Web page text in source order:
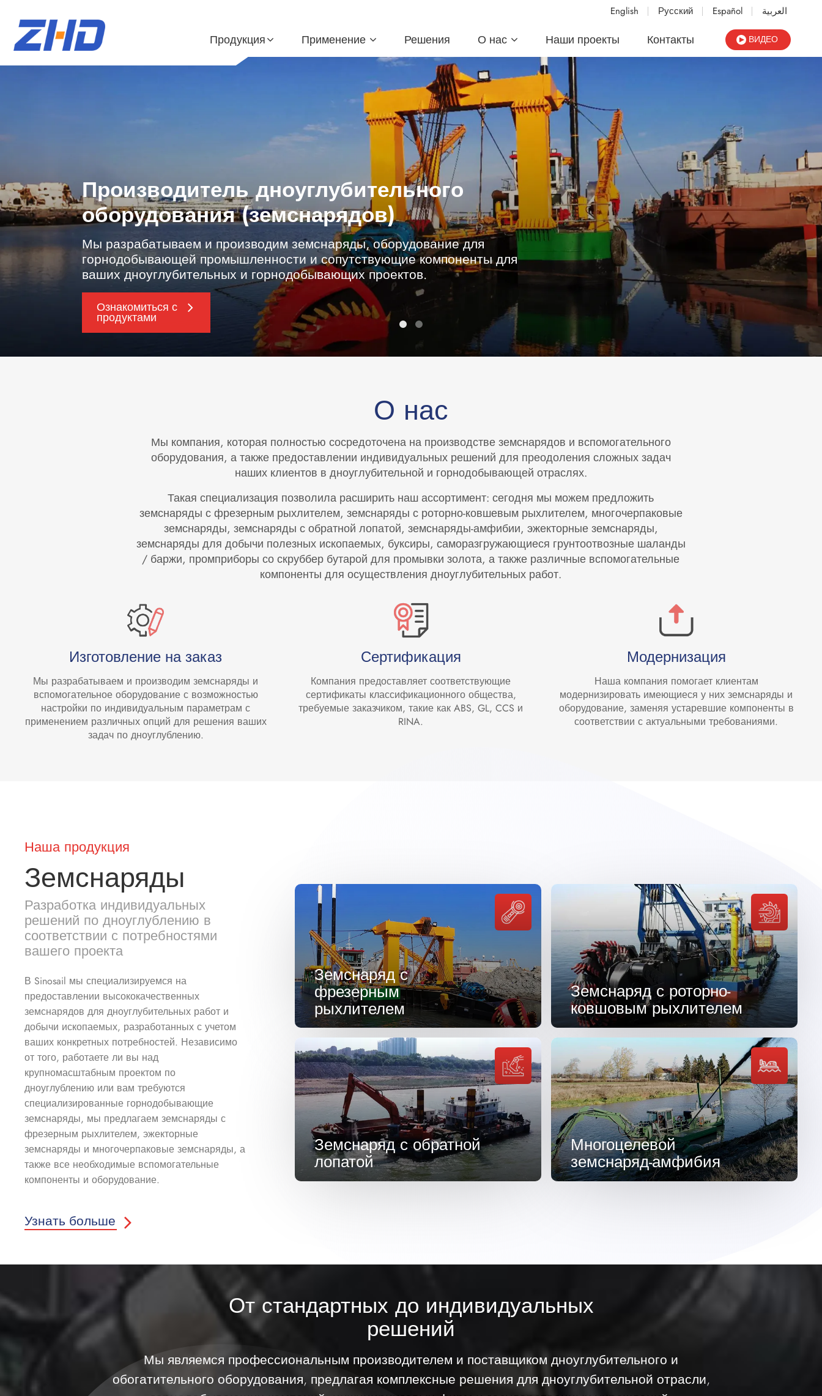
English Русский Español العربية
Продукция Применение Решения О нас Наши проекты Контакты ВИДЕО
Производитель дноуглубительного
оборудования (земснарядов)
Мы разрабатываем и производим земснаряды, оборудование для
горнодобывающей промышленности и сопутствующие компоненты для
ваших дноуглубительных и горнодобывающих проектов.
Ознакомиться с
продуктами
О нас
Мы компания, которая полностью сосредоточена на производстве земснарядов и вспомогательного
оборудования, а также предоставлении индивидуальных решений для преодоления сложных задач
наших клиентов в дноуглубительной и горнодобывающей отраслях.
Такая специализация позволила расширить наш ассортимент: сегодня мы можем предложить
земснаряды с фрезерным рыхлителем, земснаряды с роторно-ковшевым рыхлителем, многочерпаковые
земснаряды, земснаряды с обратной лопатой, земснаряды-амфибии, эжекторные земснаряды,
земснаряды для добычи полезных ископаемых, буксиры, саморазгружающиеся грунтоотвозные шаланды
/ баржи, промприборы со скруббер бутарой для промывки золота, а также различные вспомогательные
компоненты для осуществления дноуглубительных работ.
Изготовление на заказ
Мы разрабатываем и производим земснаряды и
вспомогательное оборудование с возможностью
настройки по индивидуальным параметрам с
применением различных опций для решения ваших
задач по дноуглублению.
Сертификация
Компания предоставляет соответствующие
сертификаты классификационного общества,
требуемые заказчиком, такие как ABS, GL, CCS и
RINA.
Модернизация
Наша компания помогает клиентам
модернизировать имеющиеся у них земснаряды и
оборудование, заменяя устаревшие компоненты в
соответствии с актуальными требованиями.
Наша продукция
Земснаряды
Разработка индивидуальных
решений по дноуглублению в
соответствии с потребностями
вашего проекта
В Sinosail мы специализируемся на
предоставлении высококачественных
земснарядов для дноуглубительных работ и
добычи ископаемых, разработанных с учетом
ваших конкретных потребностей. Независимо
от того, работаете ли вы над
крупномасштабным проектом по
дноуглублению или вам требуются
специализированные горнодобывающие
земснаряды, мы предлагаем земснаряды с
фрезерным рыхлителем, эжекторные
земснаряды и многочерпаковые земснаряды, а
также все необходимые вспомогательные
компоненты и оборудование.
Узнать больше
Земснаряд с
фрезерным
рыхлителем
Земснаряд с роторно-
ковшовым рыхлителем
Земснаряд с обратной
лопатой
Многоцелевой
земснаряд-амфибия
От стандартных до индивидуальных
решений
Мы являемся профессиональным производителем и поставщиком дноуглубительного и
обогатительного оборудования, предлагая комплексные решения для дноуглубительной отрасли,